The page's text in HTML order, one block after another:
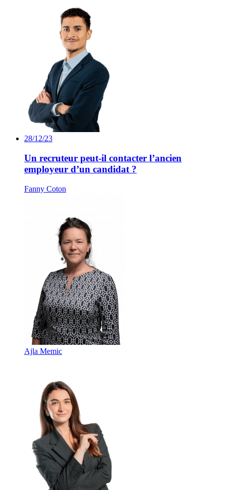
28/12/23
Un recruteur peut-il contacter l’ancien
employeur d’un candidat ?
Fanny Coton
Ajla Memic